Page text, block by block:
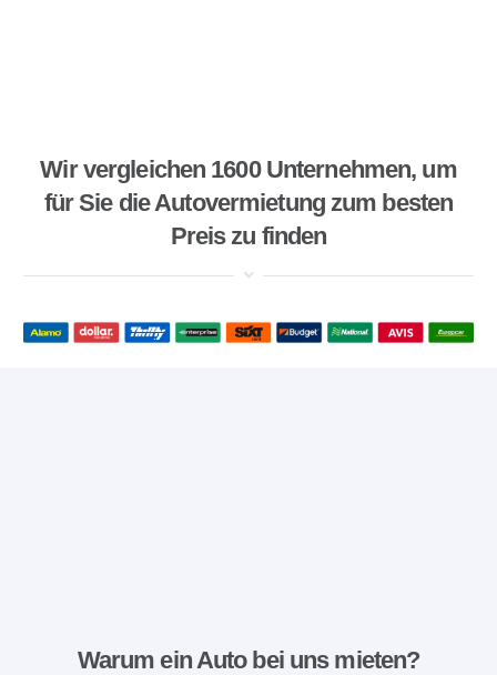
Wir vergleichen 1600 Unternehmen, um
für Sie die Autovermietung zum besten
Preis zu finden
Warum ein Auto bei uns mieten?